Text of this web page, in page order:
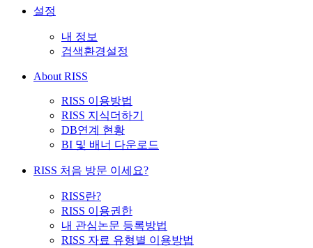
설정
내 정보
검색환경설정
About RISS
RISS 이용방법
RISS 지식더하기
DB연계 현황
BI 및 배너 다운로드
RISS 처음 방문 이세요?
RISS란?
RISS 이용권한
내 관심논문 등록방법
RISS 자료 유형별 이용방법